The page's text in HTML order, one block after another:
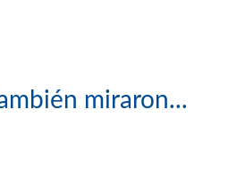
miraron...